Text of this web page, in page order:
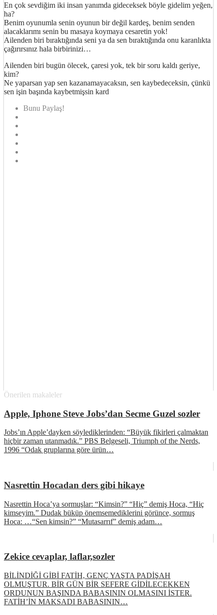
En çok sevdiğim iki insan yanımda gideceksek böyle gidelim yeğen,
ha?
Benim oyunumla senin oyunun bir değil kardeş, benim senden
alacaklarımı senin bu masaya koymaya cesaretin yok!
Ailenden biri bıraktığında seni ya da sen bıraktığında onu karanlıkta
çağırırsınız hala birbirinizi…
Ailenden biri bugün ölecek, çaresi yok, tek bir soru kaldı geriye,
kim?
Ne yaparsan yap sen kazanamayacaksın, sen kaybedeceksin, çünkü
sen işin başında kaybetmişsin kard
Bunu Paylaş!
Önerilen makaleler
Apple, Iphone Steve Jobs’dan Secme Guzel sozler
Jobs’ın Apple’dayken söylediklerinden: “Büyük fikirleri çalmaktan
hiçbir zaman utanmadık.” PBS Belgeseli, Triumph of the Nerds,
1996 “Odak gruplarına göre ürün…
Nasrettin Hocadan ders gibi hikaye
Nasrettin Hoca’ya sormuşlar: “Kimsin?” “Hiç” demiş Hoca, “Hiç
kimseyim.” Dudak büküp önemsemediklerini görünce, sormuş
Hoca: …“Sen kimsin?” “Mutasarrıf” demiş adam…
Zekice cevaplar, laflar,sozler
BİLİNDİĞİ GİBİ FATİH, GENÇ YAŞTA PADİŞAH
OLMUŞTUR. BİR GÜN BİR SEFERE GİDİLECEKKEN
ORDUNUN BAŞINDA BABASININ OLMASINI İSTER.
FATİH’İN MAKSADI BABASININ…